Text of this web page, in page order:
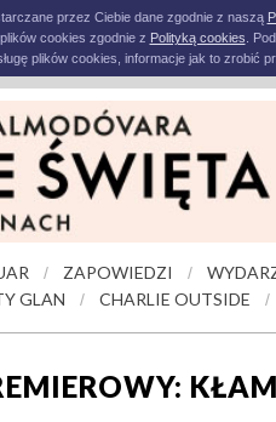
przez Ciebie dane zgodnie z naszą
cookies zgodnie z Polityką cookies .
plików cookies, informacje jak to zrobić
/ ZAPOWIEDZI /
GLAN / CHARLIE OUTSIDE /